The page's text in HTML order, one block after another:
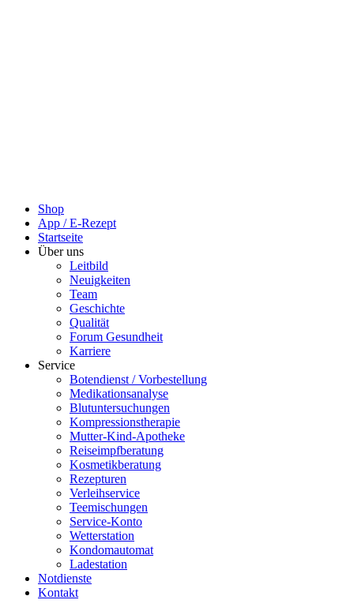
Shop
App / E-Rezept
Startseite
Über uns
Leitbild
Neuigkeiten
Team
Geschichte
Qualität
Forum Gesundheit
Karriere
Service
Botendienst / Vorbestellung
Medikationsanalyse
Blutuntersuchungen
Kompressionstherapie
Mutter-Kind-Apotheke
Reiseimpfberatung
Kosmetikberatung
Rezepturen
Verleihservice
Teemischungen
Service-Konto
Wetterstation
Kondomautomat
Ladestation
Notdienste
Kontakt